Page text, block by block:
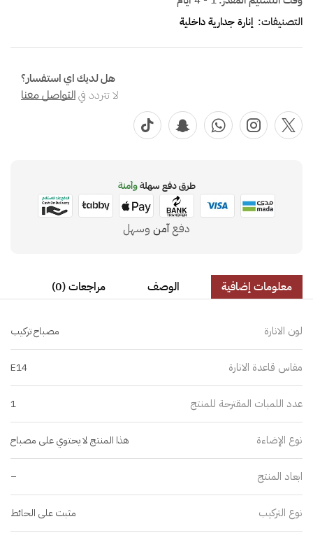
التصنيفات: إنارة جدارية داخلية
هل لديك اي استفسار؟
لا تتردد فيالتواصل معنا
طرق دفع سهلةوآمنة
دفعآمن وسهل
معلومات إضافية الوصف مراجعات (0)
لون الانارة مصباح تركيب
مقاس قاعدة الانارة E14
عدد اللمبات المقترحة للمنتج 1
نوع الإضاءة هذا المنتج لا يحتوي على مصباح
ابعاد المنتج –
نوع التركيب مثبت على الحائط